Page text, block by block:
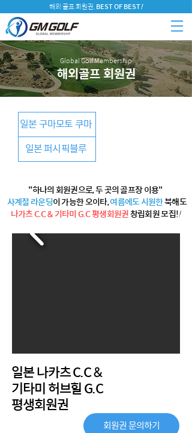
​해외 골프 회원권, BEST OF BEST!
Global Golf Membership
해외골프 회원권
일본 퍼시픽블루
일본 구마모토 쿠마
"하나의 회원권으로, 두 곳의 골프장 이용"
사계절 라운딩이 가능한 오이타,여름에도 시원한북해도
나가츠 C.C & 기타미 G.C 평생회원권 창립회원 모집!!
일본 나카츠 C.C &
기타미 허브힐 G.C
평생회원권
회원권 문의하기